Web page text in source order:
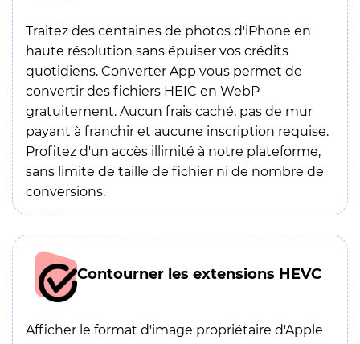
Traitez des centaines de photos d'iPhone en
haute résolution sans épuiser vos crédits
quotidiens. Converter App vous permet de
convertir des fichiers HEIC en WebP
gratuitement. Aucun frais caché, pas de mur
payant à franchir et aucune inscription requise.
Profitez d'un accès illimité à notre plateforme,
sans limite de taille de fichier ni de nombre de
conversions.
Contourner les extensions HEVC
Afficher le format d'image propriétaire d'Apple